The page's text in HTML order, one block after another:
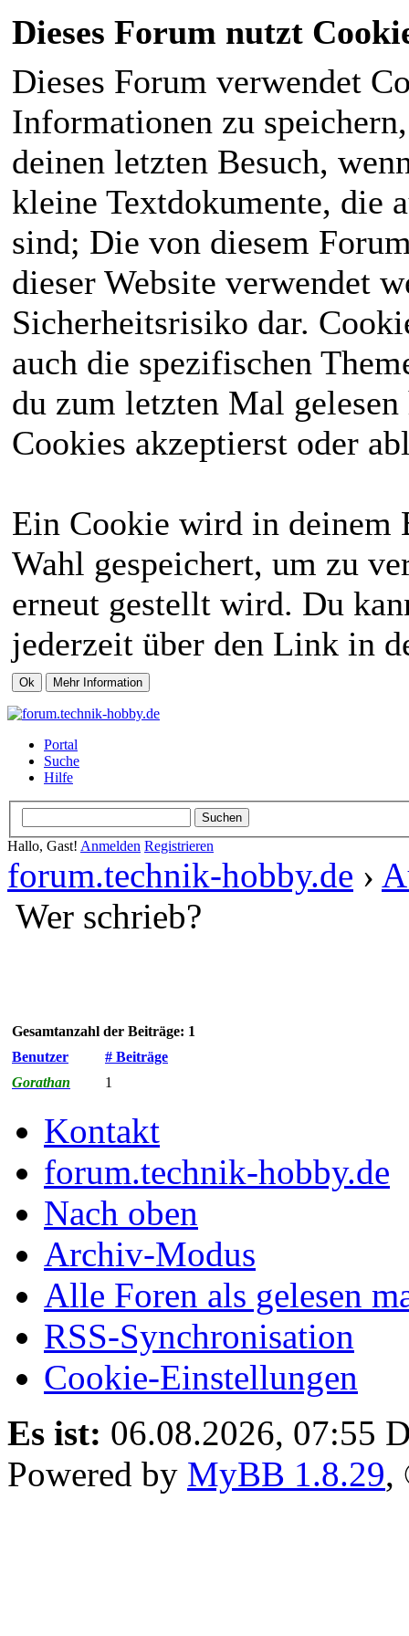
Dieses Forum nutzt
Dieses Forum verwendet
Informationen zu
deinen letzten Besuch,
kleine Textdokumente, die
sind; Die von diesem
dieser Website verwendet
Sicherheitsrisiko dar.
auch die spezifischen
du zum letzten Mal
Cookies akzeptierst oder
Ein Cookie wird in deinem
Wahl gespeichert, um zu
erneut gestellt wird. Du
jederzeit über den Link in
Portal
Suche
Hilfe
Hallo, Gast! Anmelden Registrieren
forum.technik-hobby.de ›
Wer schrieb?
Gesamtanzahl der Beiträge: 1
Benutzer
# Beiträge
Gorathan
1
Kontakt
forum.technik-hobby.de
Nach oben
Archiv-Modus
Alle Foren als gelesen
RSS-Synchronisation
Cookie-Einstellungen
Es ist: 06.08.2026, 07:55
Powered by MyBB 1.8.29,